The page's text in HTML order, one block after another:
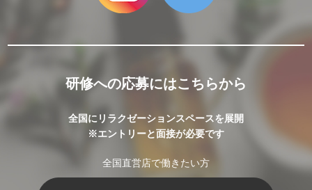
研修への応募にはこちらから
全国にリラクゼーションスペースを展開
※エントリーと面接が必要です
全国直営店で働きたい方